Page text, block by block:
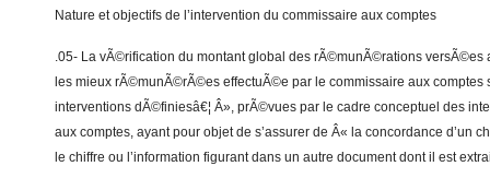
Nature et objectifs de l’intervention du commissaire aux comptes
.05- La vÃ©rification du montant global des rÃ©munÃ©rations versÃ©es
les mieux rÃ©munÃ©rÃ©es effectuÃ©e par le commissaire aux comptes
interventions dÃ©finiesâ€¦ Â», prÃ©vues par le cadre conceptuel des
aux comptes, ayant pour objet de s’assurer de Â« la concordance d’un
le chiffre ou l’information figurant dans un autre document dont il est